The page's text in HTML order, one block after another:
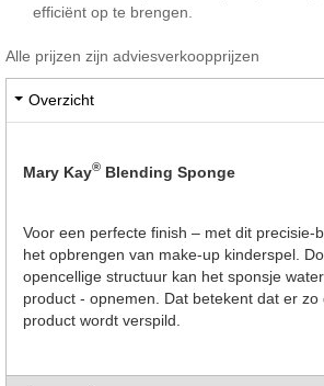
efficiënt op te brengen.
Alle prijzen zijn adviesverkoopprijzen
Overzicht
Mary Kay® Blending Sponge
Voor een perfecte finish – met dit precisie-
het opbrengen van make-up kinderspel.
opencellige structuur kan het sponsje
product - opnemen. Dat betekent dat er zo
product wordt verspild.